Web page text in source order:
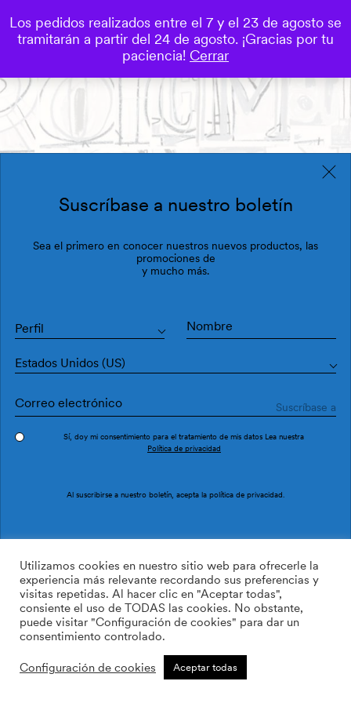
0
Ref. 1990-2
169.00 $ /roll Cant: Cantidad más
Cantidad menos
Suscríbase a nuestro boletín
Sea el primero en conocer nuestros nuevos productos, las
promociones de
y mucho más.
Perfil
Estados Unidos (US)
Sí, doy mi consentimiento para el tratamiento de mis datos Lea nuestra
Política de privacidad
Al suscribirse a nuestro boletín, acepta la política de privacidad
Utilizamos cookies en nuestro sitio web para ofrecerle la
experiencia más relevante recordando sus preferencias y
visitas repetidas. Al hacer clic en "Aceptar todas",
consiente el uso de TODAS las cookies. No obstante,
puede visitar "Configuración de cookies" para dar un
consentimiento controlado.
Configuración de cookies Aceptar todas
Los pedidos realizados entre el 7 y el 23 de agosto se
tramitarán a partir del 24 de agosto. ¡Gracias por tu
paciencia! Cerrar